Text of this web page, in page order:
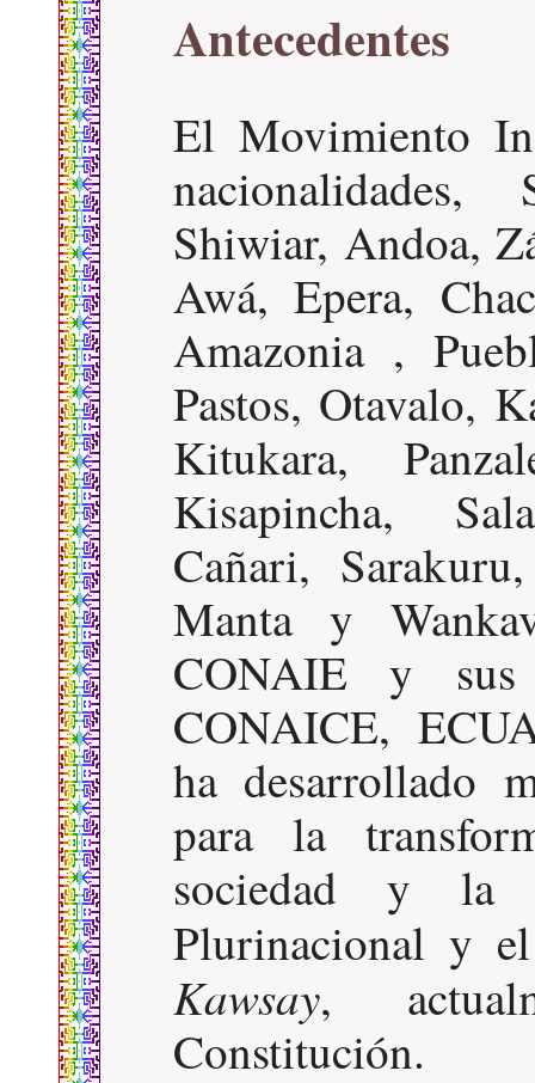
Antecedentes
El Movimiento
Shiwiar, Andoa,
Awá, Epera,
Amazonia ,
Pastos, Otavalo,
Kitukara,
Kisapincha,
Cañari,
Manta y
CONAIE y sus
CONAICE,
ha desarrollado
para la
sociedad y la
Plurinacional y
Kawsay,
Constitución.